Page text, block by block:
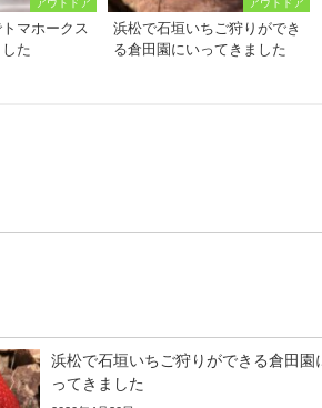
アウトドア
マホークス
た
アウトドア
浜松で石垣いちご狩りができ
る倉田園にいってきました
浜松で石垣いちご狩りができる倉田園
ってきました